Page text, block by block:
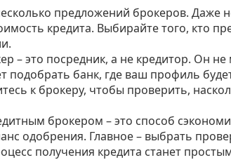
предложений брокеров. Даже
кредита. Выбирайте того, кто
– это посредник, а не кредитор. Он
банк, где ваш профиль
к брокеру, чтобы проверить,
брокером – это способ
одобрения. Главное – выбрать
получения кредита станет